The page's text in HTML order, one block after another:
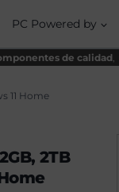
PC Powered by
de calidad,
11 Home
2TB